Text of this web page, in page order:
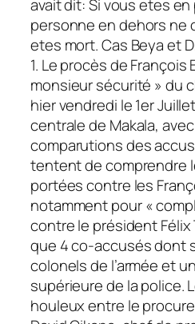
avait dit: Si vous etes
personne en dehors ne
etes mort. Cas Beya et
1. Le procès de François
monsieur sécurité » du
hier vendredi le 1er
centrale de Makala,
comparutions des
tentent de comprendre
portées contre les
notamment pour «
contre le président Félix
que 4 co-accusés dont
colonels de l’armée et
supérieure de la police.
houleux entre le